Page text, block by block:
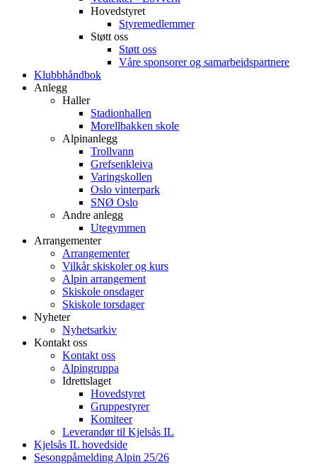
Hovedstyret
Styremedlemmer
Støtt oss
Støtt oss
Våre sponsorer og samarbeidspartnere
Klubbhåndbok
Anlegg
Haller
Stadionhallen
Morellbakken skole
Alpinanlegg
Trollvann
Grefsenkleiva
Varingskollen
Oslo vinterpark
SNØ Oslo
Andre anlegg
Utegymmen
Arrangementer
Arrangementer
Vilkår skiskoler og kurs
Alpin arrangement
Skiskole onsdager
Skiskole torsdager
Nyheter
Nyhetsarkiv
Kontakt oss
Kontakt oss
Alpingruppa
Idrettslaget
Hovedstyret
Gruppestyrer
Komiteer
Leverandør til Kjelsås IL
Kjelsås IL hovedside
Sesongpåmelding Alpin 25/26